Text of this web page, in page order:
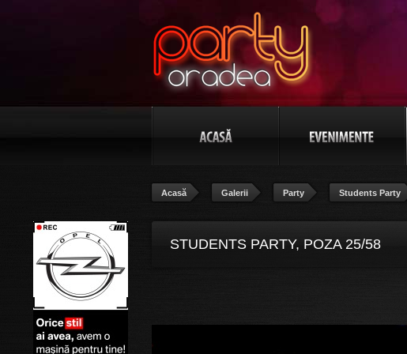
Acasă Galerii Party Students Party
STUDENTS PARTY, POZA 25/58